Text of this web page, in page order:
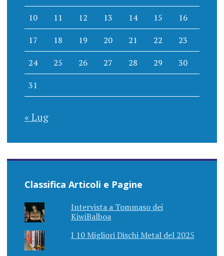
10 11 12 13 14 15 16
17 18 19 20 21 22 23
24 25 26 27 28 29 30
31
« Lug
Classifica Articoli e Pagine
Intervista a Tommaso dei
KiwiBalboa
I 10 Migliori Dischi Metal del 2025